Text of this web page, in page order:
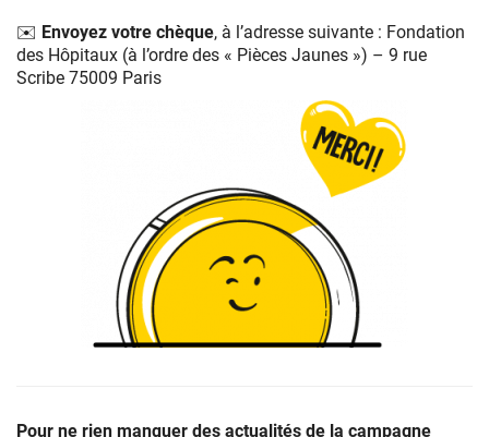
✉️ Envoyez votre chèque, à l’adresse suivante : Fondation
des Hôpitaux (à l’ordre des « Pièces Jaunes ») – 9 rue
Scribe 75009 Paris
Pour ne rien manquer des actualités de la campagne